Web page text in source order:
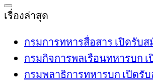
เรื่องล่าสุด
กรมการทหารสื่อสาร เปิดรับ
กรมกิจการพลเรือนทหารบก
กรมพลาธิการทหารบก เปิดรั